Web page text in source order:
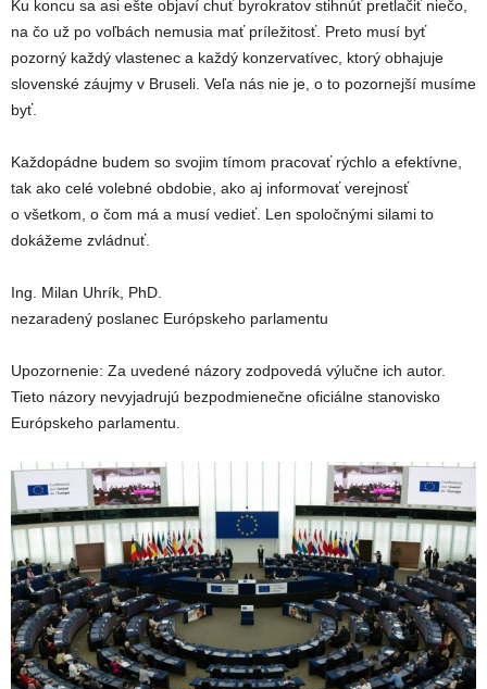
Ku koncu sa asi ešte objaví chuť byrokratov stihnúť pretlačiť niečo,
na čo už po voľbách nemusia mať príležitosť. Preto musí byť
pozorný každý vlastenec a každý konzervatívec, ktorý obhajuje
slovenské záujmy v Bruseli. Veľa nás nie je, o to pozornejší musíme
byť.
Každopádne budem so svojim tímom pracovať rýchlo a efektívne,
tak ako celé volebné obdobie, ako aj informovať verejnosť
o všetkom, o čom má a musí vedieť. Len spoločnými silami to
dokážeme zvládnuť.
Ing. Milan Uhrík, PhD.
nezaradený poslanec Európskeho parlamentu
Upozornenie: Za uvedené názory zodpovedá výlučne ich autor.
Tieto názory nevyjadrujú bezpodmienečne oficiálne stanovisko
Európskeho parlamentu.